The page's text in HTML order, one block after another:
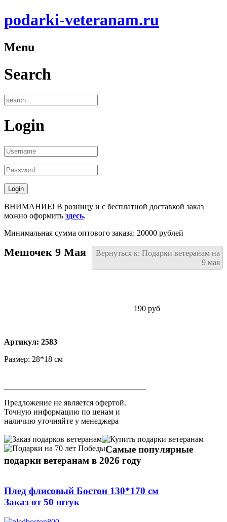
podarki-veteranam.ru
Menu
Search
Login
ВНИМАНИЕ! В розницу и с бесплатной доставкой заказ
можно оформить здесь.
Минимальная сумма оптового заказа: 20000 рублей
Вернуться к: Подарки ветеранам на
9 мая
Мешочек 9 Мая
190 руб
Артикул: 2583
Размер: 28*18 см
Предложение не является офертой.
Точную информацию по ценам и
наличию уточняйте у менеджера
Самые популярные
подарки ветеранам в 2026 году
Плед флисовый Бостон 130*170 см
Заказ от 50 штук